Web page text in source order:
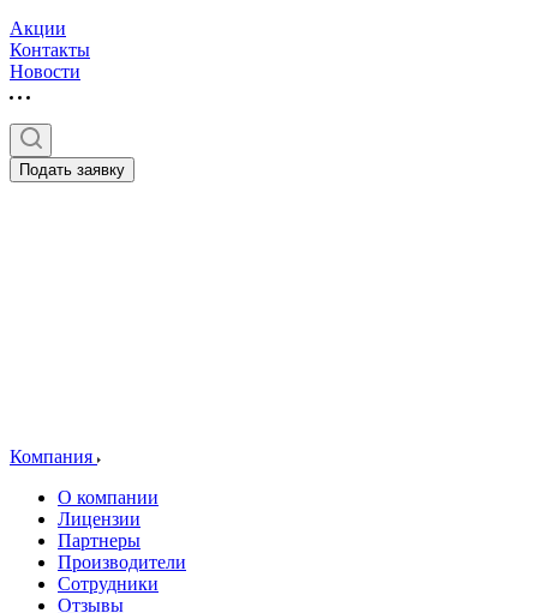
Акции
Контакты
Новости
Подать заявку
Компания
О компании
Лицензии
Партнеры
Производители
Сотрудники
Отзывы